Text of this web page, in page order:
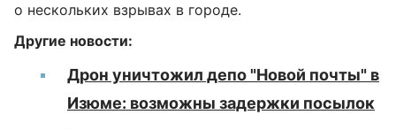
о нескольких взрывах в городе.
Другие новости:
Дрон уничтожил депо "Новой почты" в
Изюме: возможны задержки посылок